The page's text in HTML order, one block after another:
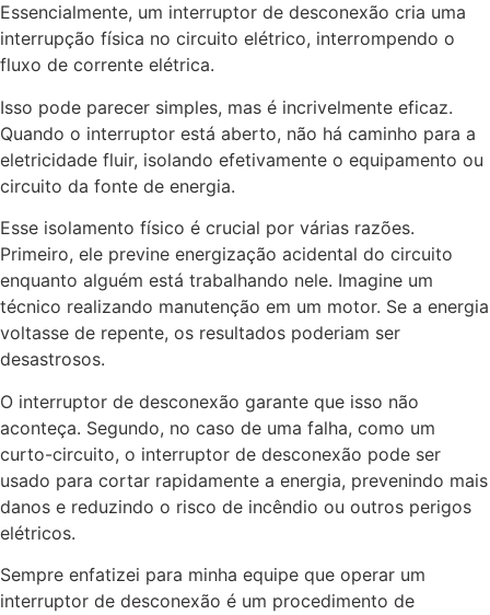
Essencialmente, um interruptor de desconexão cria uma
interrupção física no circuito elétrico, interrompendo o
fluxo de corrente elétrica.
Isso pode parecer simples, mas é incrivelmente eficaz.
Quando o interruptor está aberto, não há caminho para a
eletricidade fluir, isolando efetivamente o equipamento ou
circuito da fonte de energia.
Esse isolamento físico é crucial por várias razões.
Primeiro, ele previne energização acidental do circuito
enquanto alguém está trabalhando nele. Imagine um
técnico realizando manutenção em um motor. Se a energia
voltasse de repente, os resultados poderiam ser
desastrosos.
O interruptor de desconexão garante que isso não
aconteça. Segundo, no caso de uma falha, como um
curto-circuito, o interruptor de desconexão pode ser
usado para cortar rapidamente a energia, prevenindo mais
danos e reduzindo o risco de incêndio ou outros perigos
elétricos.
Sempre enfatizei para minha equipe que operar um
interruptor de desconexão é um procedimento de